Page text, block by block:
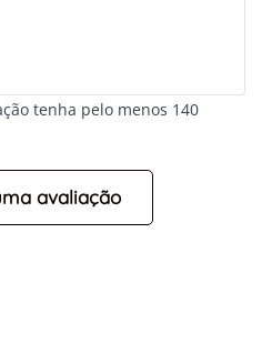
tenha pelo menos 140